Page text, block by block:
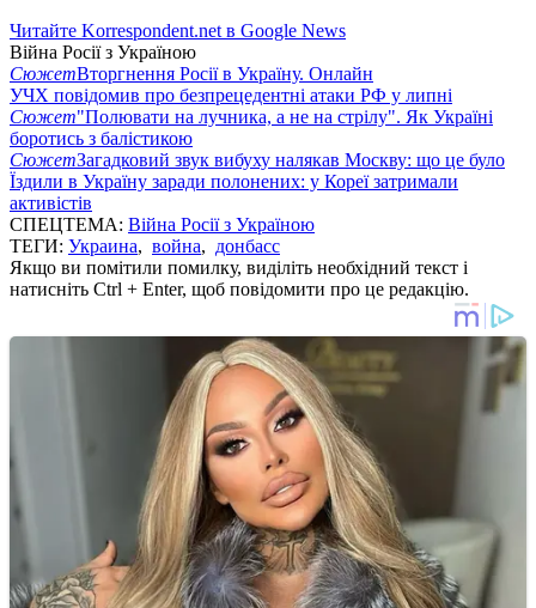
Читайте Korrespondent.net в Google News
Війна Росії з Україною
СюжетВторгнення Росії в Україну. Онлайн
УЧХ повідомив про безпрецедентні атаки РФ у липні
Сюжет"Полювати на лучника, а не на стрілу". Як Україні
боротись з балістикою
СюжетЗагадковий звук вибуху налякав Москву: що це було
Їздили в Україну заради полонених: у Кореї затримали
активістів
СПЕЦТЕМА: Війна Росії з Україною
ТЕГИ: Украина, война, донбасс
Якщо ви помітили помилку, виділіть необхідний текст і
натисніть Ctrl + Enter, щоб повідомити про це редакцію.